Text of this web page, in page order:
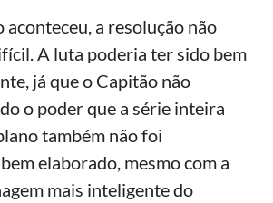
aconteceu, a resolução não
A luta poderia ter sido bem
já que o Capitão não
o poder que a série inteira
também não foi
elaborado, mesmo com a
mais inteligente do